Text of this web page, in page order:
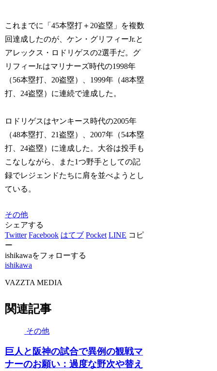
これまでに「45本塁打＋20盗塁」を複数
回達成したのが、ケン・グリフィーJr.と
アレックス・ロドリゲスの2選手だ。グ
リフィーJr.はマリナーズ時代の1998年
（56本塁打、20盗塁）、1999年（48本塁
打、24盗塁）に連続で達成した。
ロドリゲスはヤンキース時代の2005年
（48本塁打、21盗塁）、2007年（54本塁
打、24盗塁）に達成した。大谷は投手も
こなしながら、また1つ野手としての記
録でレジェンドたちに肩を並べようとし
ている。
その他
シェアする
Twitter Facebook はてブ Pocket LINE コピ
ー
ishikawaをフォローする
ishikawa
VAZZTA MEDIA
関連記事
その他
巨人と阪神の試合で異例の観戦マ
ナーのお願い：過度な野次や替え